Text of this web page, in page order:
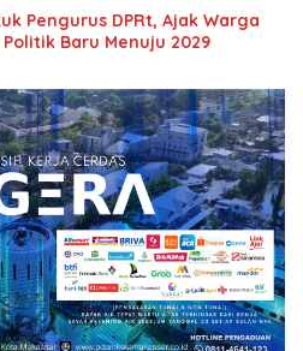
Pengurus DPRt, Ajak Warga
Baru Menuju 2029